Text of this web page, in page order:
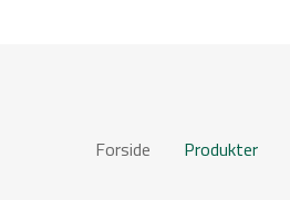
Forside Produkter